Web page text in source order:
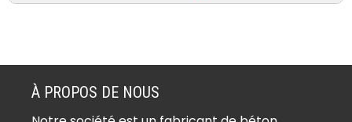
Béton imprimé Ableiges (95450)
Béton imprimé Aincourt (95510)
Béton imprimé Ambleville (95420)
À PROPOS DE NOUS